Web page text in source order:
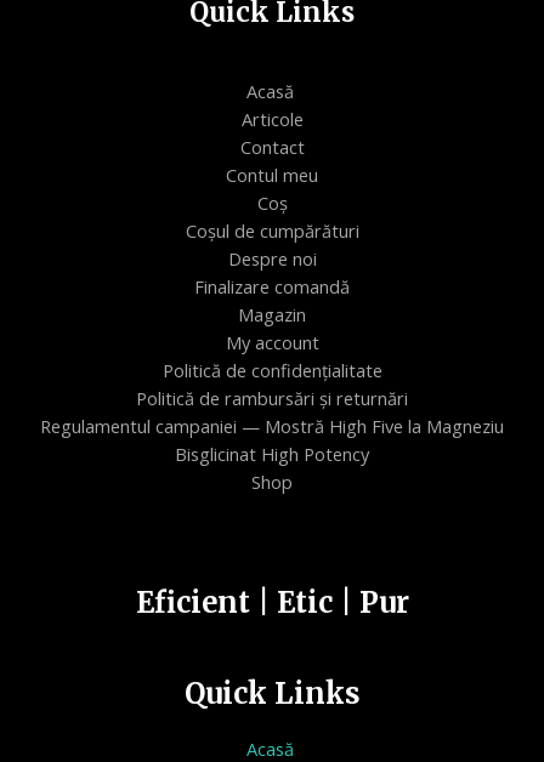
Quick Links
Acasă
Articole
Contact
Contul meu
Coș
Coșul de cumpărături
Despre noi
Finalizare comandă
Magazin
My account
Politică de confidențialitate
Politică de rambursări și returnări
Regulamentul campaniei — Mostră High Five la Magneziu
Bisglicinat High Potency
Shop
Eficient | Etic | Pur
Quick Links
Acasă